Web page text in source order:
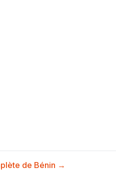
de Bénin →